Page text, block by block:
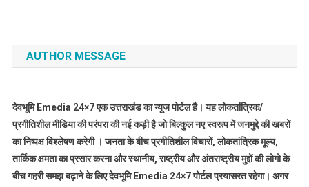
AUTHOR MESSAGE
देवभूमि Emedia 24×7 एक उत्तराखंड का न्यूज पोर्टल है। यह लोकतांत्रिक/
प्रगीतिशील मीडिया की परंपरा की नई कड़ी है जो बिल्कुल नए स्वरूप में जनमुद्दे की खबरों
का निष्पक्ष विश्लेषण करेगी । जनता के बीच प्रगीतिशील विचारों, लोकतांत्रिक मूल्य,
तार्किक क्षमता का प्रसार करना और स्थानीय, राष्ट्रीय और अंतराष्ट्रीय मुद्दों की लोगो के
बीच गहरी समझ बढ़ाने के लिए देवभूमि Emedia 24×7 पोर्टल प्रयासरत रहेगा। अगर